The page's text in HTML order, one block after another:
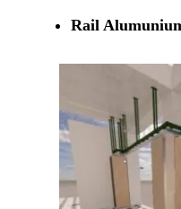
Rail